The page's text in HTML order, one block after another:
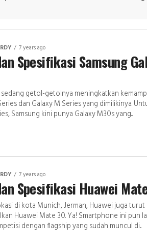
7 years ago
Spesifikasi Samsung
sedang getol-getolnya meningkatkan
dan Galaxy M Series yang dimilikinya.
Samsung kini punya Galaxy M30s yang...
7 years ago
Spesifikasi Huawei
di kota Munich, Jerman, Huawei juga turut
Huawei Mate 30. Ya! Smartphone ini pun
dengan flagship yang sudah muncul di...